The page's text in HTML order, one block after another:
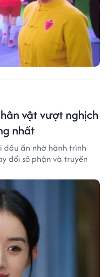
vật vượt nghịch
nhất
dấu ấn nhờ hành trình
đổi số phận và truyền